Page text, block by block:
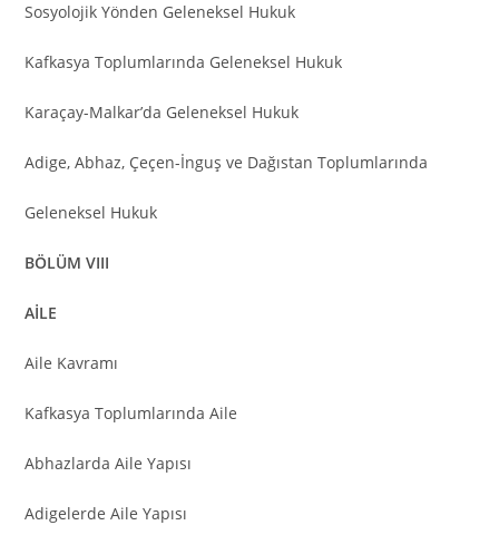
Sosyolojik Yönden Geleneksel Hukuk
Kafkasya Toplumlarında Geleneksel Hukuk
Karaçay-Malkar’da Geleneksel Hukuk
Adige, Abhaz, Çeçen-İnguş ve Dağıstan Toplumlarında
Geleneksel Hukuk
BÖLÜM VIII
AİLE
Aile Kavramı
Kafkasya Toplumlarında Aile
Abhazlarda Aile Yapısı
Adigelerde Aile Yapısı